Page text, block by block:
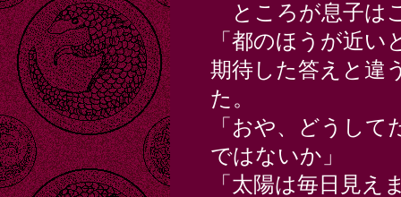
ところが息子は
「都のほうが近い
期待した答えと違
た。
「おや、どうし
ではないか」
「太陽は毎日見え